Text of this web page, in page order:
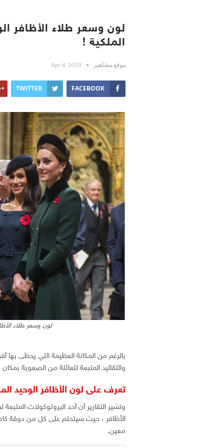
لون وسعر طلاء الأظافر
الملكية !
موقع مشاهير Apr 4, 2019
FACEBOOK
TWITTER
لون وسعر طلاء
بالرغم من المكانة العظيمة التي يحظى بها
والتقاليد المتبعة للعائلة من الصعوبة
تعرف على لون الأظافر الوحيد
وتشير التقارير أن أحد البروتوكولات
الأظافر ، حيث سيتحتم على كل من دوقة
معين.